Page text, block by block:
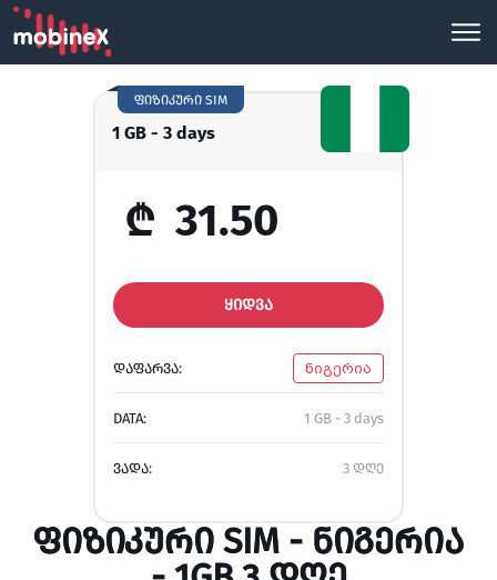
1 GB - 3 days
ფიზიკური SIM
₾ 31.50
ᲧᲘᲓᲕᲐ
ᲓᲐᲤᲐᲠᲕᲐ: ნიგერია
DATA: 1 GB - 3 days
ᲕᲐᲓᲐ: 3 დღე
ᲤᲘᲖᲘᲙᲣᲠᲘ SIM - ᲜᲘᲒᲔᲠᲘᲐ